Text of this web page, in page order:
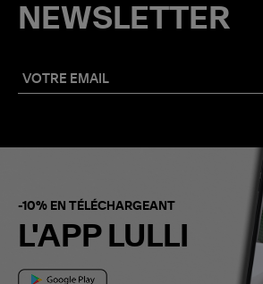
NEWSLETTER
-10% EN TÉLÉCHARGEANT
L'APP LULLI